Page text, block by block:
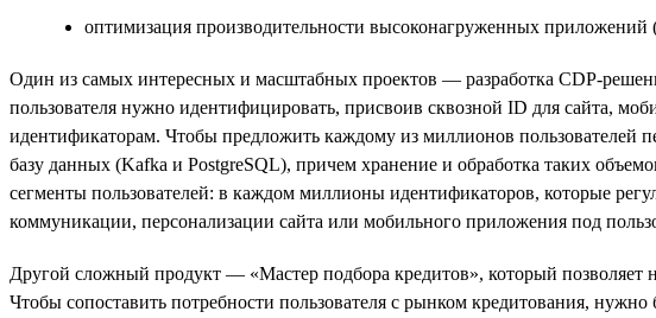
оптимизация производительности высоконагруженных
Один из самых интересных и масштабных проектов — разработка CDP-
пользователя нужно идентифицировать, присвоив сквозной ID для сайта,
идентификаторам. Чтобы предложить каждому из миллионов
базу данных (Kafka и PostgreSQL), причем хранение и обработка таких
сегменты пользователей: в каждом миллионы идентификаторов, которые
коммуникации, персонализации сайта или мобильного приложения под
Другой сложный продукт — «Мастер подбора кредитов», который позволяет
Чтобы сопоставить потребности пользователя с рынком кредитования,